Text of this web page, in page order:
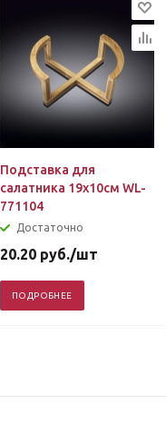
Подставка для
салатника 19х10см WL-
771104
Достаточно
20.20 руб./шт
ПОДРОБНЕЕ